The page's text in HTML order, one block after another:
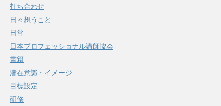
打ち合わせ
日々想うこと
日常
日本プロフェッショナル講師協会
書籍
潜在意識・イメージ
目標設定
研修